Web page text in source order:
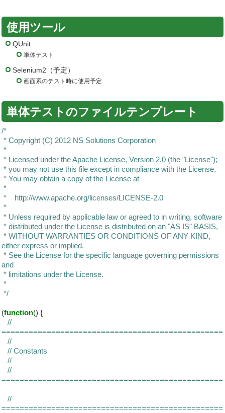
使用ツール
QUnit
単体テスト
Selenium2（予定）
画面系のテスト時に使用予定
単体テストのファイルテンプレート
/*
* Copyright (C) 2012 NS Solutions Corporation
*
* Licensed under the Apache License, Version 2.0 (the "License");
* you may not use this file except in compliance with the License.
* You may obtain a copy of the License at
*
* http://www.apache.org/licenses/LICENSE-2.0
*
* Unless required by applicable law or agreed to in writing, software
* distributed under the License is distributed on an "AS IS" BASIS,
* WITHOUT WARRANTIES OR CONDITIONS OF ANY KIND,
either express or implied.
* See the License for the specific language governing permissions
and
* limitations under the License.
*
*/
(function() {
//
//
// Constants
//
//
//